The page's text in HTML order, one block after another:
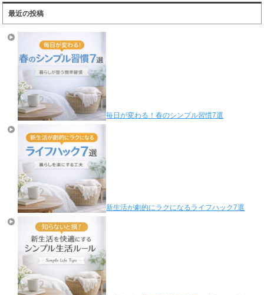
最近の投稿
毎日が変わる！春のシンプル習慣7選
新生活が劇的にラクになるライフハック7選